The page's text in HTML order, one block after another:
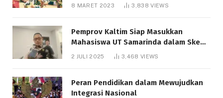
8 MARET 2023 3,838VIEWS
Pemprov Kaltim Siap Masukkan
Mahasiswa UT Samarinda dalam Skema
Bantuan Pendidikan Gratispol
2 JULI 2025 3,468 VIEWS
Peran Pendidikan dalam Mewujudkan
Integrasi Nasional